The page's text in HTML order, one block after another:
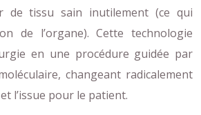
de tissu sain inutilement (ce qui
de l’organe). Cette technologie
en une procédure guidée par
changeant radicalement
l’issue pour le patient.